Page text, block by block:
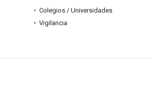
Colegios / Universidades
Vigilancia